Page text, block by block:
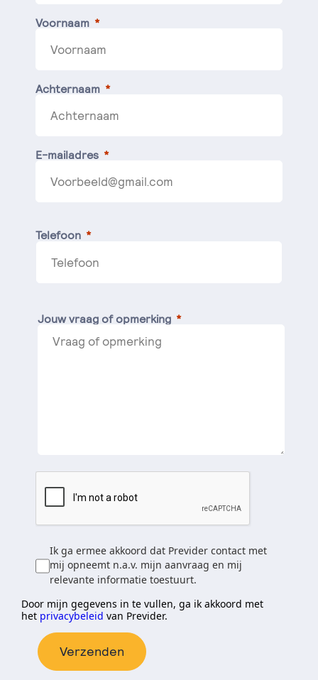
Voornaam
Achternaam
E-mailadres
Telefoon
Jouw vraag of opmerking
Ik ga ermee akkoord dat Previder contact met
mij opneemt n.a.v. mijn aanvraag en mij
relevante informatie toestuurt.
Door mijn gegevens in te vullen, ga ik akkoord met
het privacybeleid van Previder.
Verzenden